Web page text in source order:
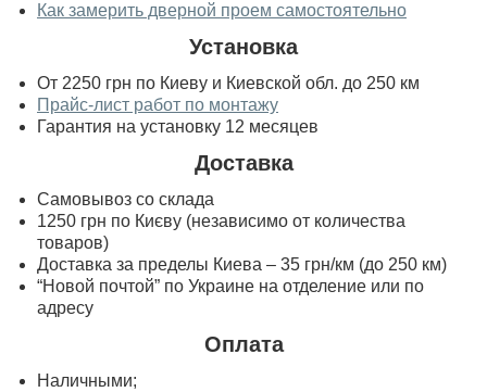
Как замерить дверной проем самостоятельно
Установка
От 2250 грн по Киеву и Киевской обл. до 250 км
Прайс-лист работ по монтажу
Гарантия на установку 12 месяцев
Доставка
Самовывоз со склада
1250 грн по Києву (независимо от количества
товаров)
Доставка за пределы Киева – 35 грн/км (до 250 км)
“Новой почтой” по Украине на отделение или по
адресу
Оплата
Наличными;